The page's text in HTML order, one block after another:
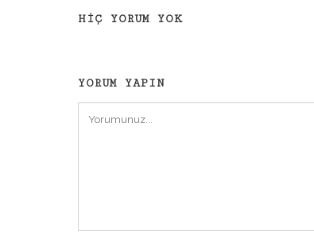
HIÇ YORUM YOK
YORUM YAPIN